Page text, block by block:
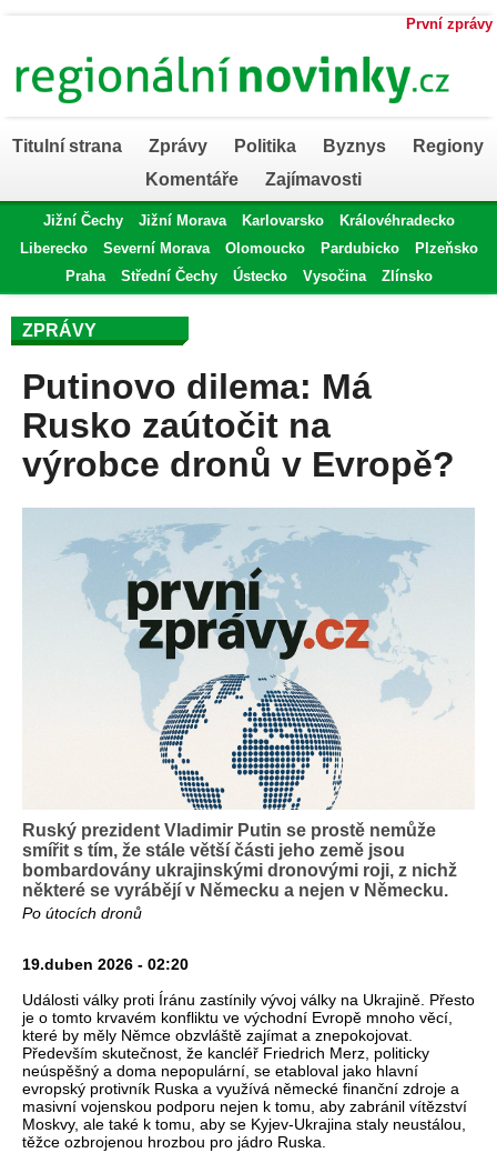
První zprávy
Titulní strana Zprávy Politika Byznys
Regiony
Komentáře
Zajímavosti
Jižní Čechy Jižní Morava Karlovarsko
Královéhradecko
Liberecko
Severní Morava Olomoucko Pardubicko
Plzeňsko
Praha
Střední Čechy Ústecko Vysočina Zlínsko
ZPRÁVY
Putinovo dilema: Má
Rusko zaútočit na
výrobce dronů v Evropě?
Ruský prezident Vladimir Putin se prostě nemůže
smířit s tím, že stále větší části jeho země jsou
bombardovány ukrajinskými dronovými roji, z nichž
některé se vyrábějí v Německu a nejen v Německu.
Po útocích dronů
19.duben 2026 - 02:20
Události války proti Íránu zastínily vývoj války na Ukrajině. Přesto
je o tomto krvavém konfliktu ve východní Evropě mnoho věcí,
které by měly Němce obzvláště zajímat a znepokojovat.
Především skutečnost, že kancléř Friedrich Merz, politicky
neúspěšný a doma nepopulární, se etabloval jako hlavní
evropský protivník Ruska a využívá německé finanční zdroje a
masivní vojenskou podporu nejen k tomu, aby zabránil vítězství
Moskvy, ale také k tomu, aby se Kyjev-Ukrajina staly neustálou,
těžce ozbrojenou hrozbou pro jádro Ruska.